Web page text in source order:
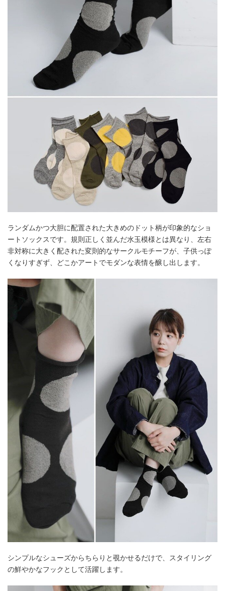
ランダムかつ大胆に配置された大きめのドット柄が印象的なショ
ートソックスです。規則正しく並んだ水玉模様とは異なり、左右
非対称に大きく配された変則的なサークルモチーフが、子供っぽ
くなりすぎず、どこかアートでモダンな表情を醸し出します。
シンプルなシューズからちらりと覗かせるだけで、スタイリング
の鮮やかなフックとして活躍します。